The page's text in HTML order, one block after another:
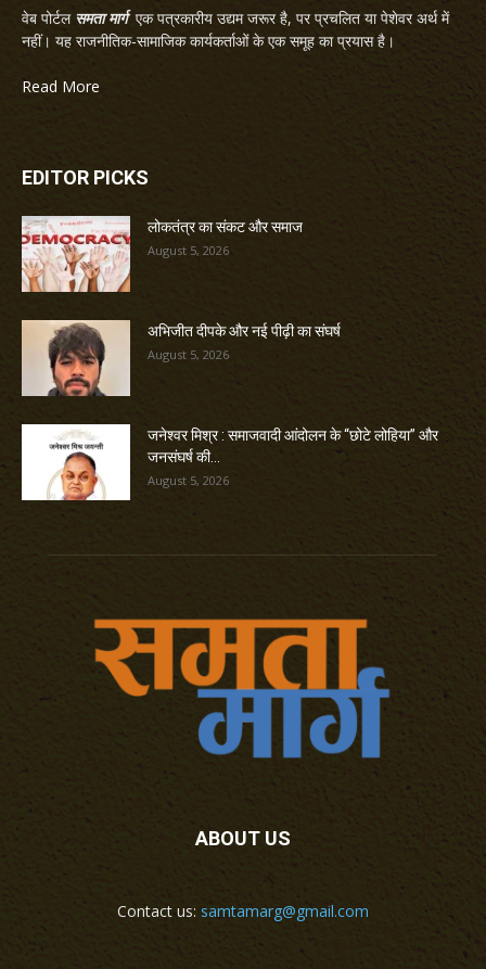
वेब पोर्टल समता मार्गएक पत्रकारीय उद्यम जरूर है, पर प्रचलित या पेशेवर अर्थ में
नहीं। यह राजनीतिक-सामाजिक कार्यकर्ताओं के एक समूह का प्रयास है।
Read More
EDITOR PICKS
लोकतंत्र का संकट और समाज
August 5, 2026
अभिजीत दीपके और नई पीढ़ी का संघर्ष
August 5, 2026
जनेश्वर मिश्र : समाजवादी आंदोलन के “छोटे लोहिया” और
जनसंघर्ष की...
August 5, 2026
ABOUT US
Contact us: samtamarg@gmail.com